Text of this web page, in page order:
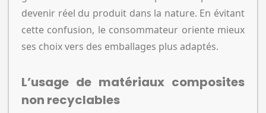
devenir réel du produit dans la nature. En évitant
cette confusion, le consommateur oriente mieux
ses choix vers des emballages plus adaptés.
L’usage de matériaux composites
non recyclables